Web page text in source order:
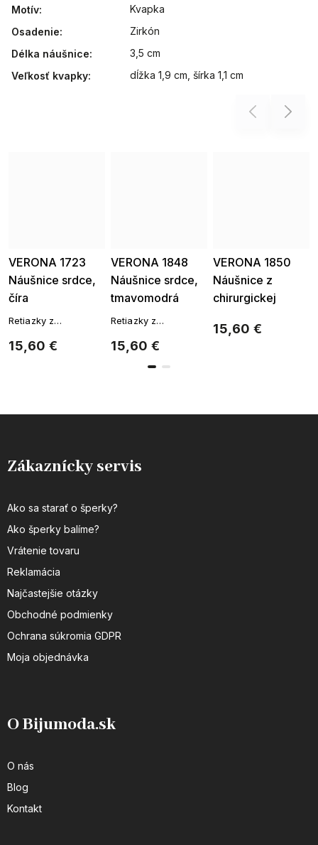
Motív:
Kvapka
Osadenie:
Zirkón
Délka náušnice:
3,5 cm
Veľkosť kvapky: dĺžka 1,9 cm, šírka 1,1 cm
Previous
VERONA 1723
Náušnice srdce,
číra
15,60 €
Retiazky z
VERONA 1848
Náušnice srdce,
tmavomodrá
15,60 €
Retiazky z
VERONA 1850
Náušnice z
chirurgickej
tyrkysová
15,60 €
Next
Zákaznícky servis
Ako sa starať o šperky?
Ako šperky balíme?
Vrátenie tovaru
Reklamácia
Najčastejšie otázky
Obchodné podmienky
Ochrana súkromia GDPR
Moja objednávka
O Bijumoda.sk
O nás
Blog
Kontakt